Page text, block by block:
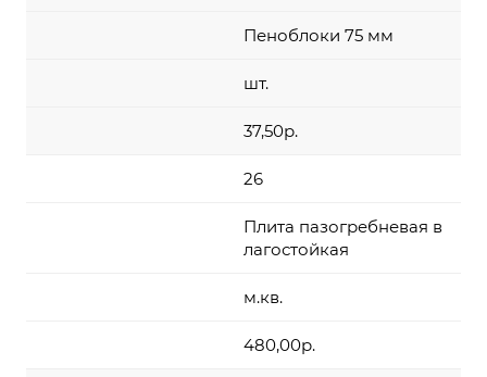
Пеноблоки 75 мм
шт.
37,50р.
26
Плита пазогребневая в
лагостойкая
м.кв.
480,00р.